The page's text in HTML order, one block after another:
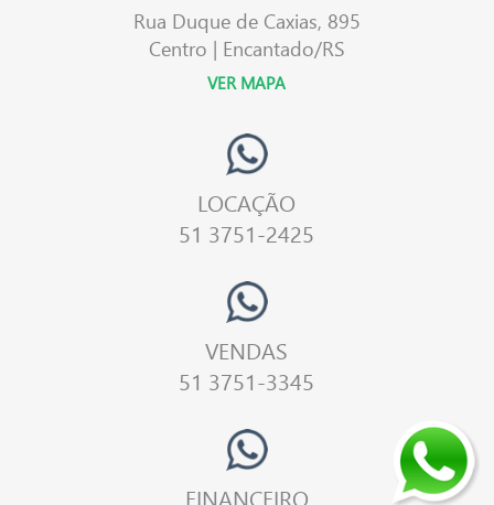
Rua Duque de Caxias, 895
Centro | Encantado/RS
VER MAPA
LOCAÇÃO
51 3751-2425
VENDAS
51 3751-3345
FINANCEIRO